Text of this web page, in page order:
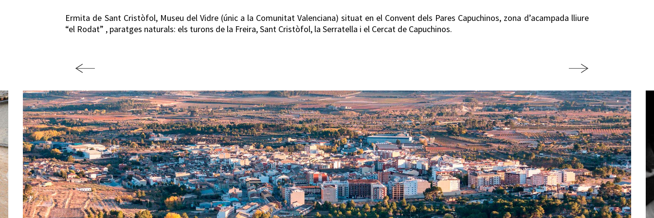
Ermita de Sant Cristòfol, Museu del Vidre (únic a la Comunitat Valenciana) situat en el Convent dels Pares Capuchinos, zona d’acampada lliure
“el Rodat” , paratges naturals: els turons de la Freira, Sant Cristòfol, la Serratella i el Cercat de Capuchinos.